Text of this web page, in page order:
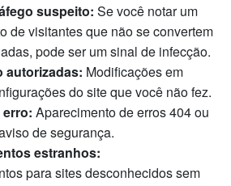
suspeito: Se você notar um
de visitantes que não se convertem
pode ser um sinal de infecção.
autorizadas: Modificações em
do site que você não fez.
erro: Aparecimento de erros 404 ou
de segurança.
estranhos:
para sites desconhecidos sem